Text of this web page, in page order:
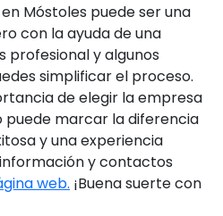
Móstoles puede ser una
con la ayuda de una
profesional y algunos
simplificar el proceso.
de elegir la empresa
puede marcar la diferencia
y una experiencia
y contactos
web. ¡Buena suerte con